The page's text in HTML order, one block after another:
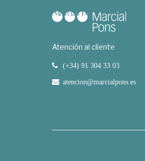
Atención al cliente
(+34) 91 304 33 03
atencion@marcialpons.es